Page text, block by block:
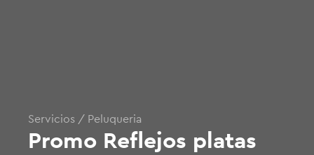
Servicios / Peluqueria
Promo Reflejos platas